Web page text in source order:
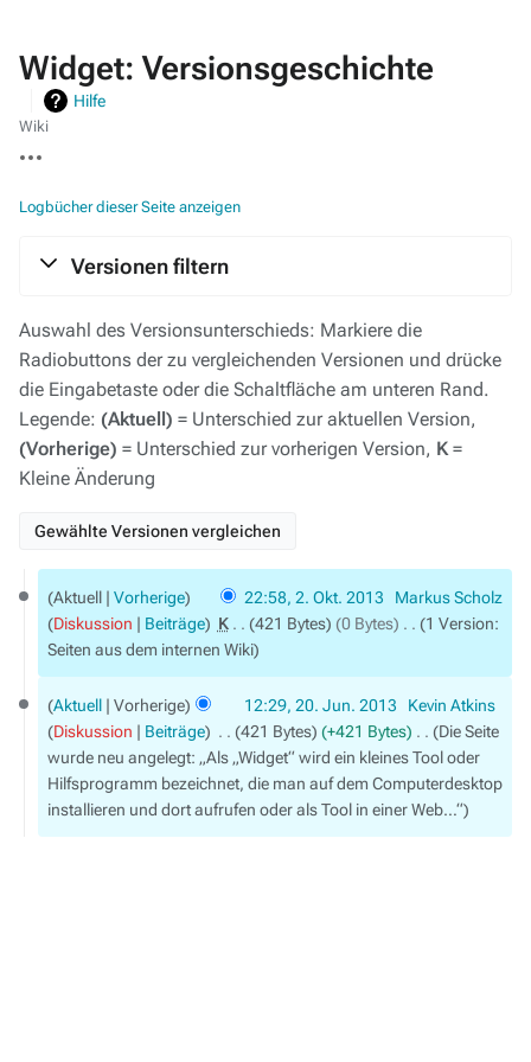
Widget: Versionsgeschichte
Hilfe
Wiki
Aktionen
Logbücher dieser Seite anzeigen
Versionen filtern
Auswahl des Versionsunterschieds: Markiere die
Radiobuttons der zu vergleichenden Versionen und drücke
die Eingabetaste oder die Schaltfläche am unteren Rand.
Legende: (Aktuell) = Unterschied zur aktuellen Version,
(Vorherige) = Unterschied zur vorherigen Version, K=
Kleine Änderung
Oktober
2013
Aktuell Vorherige 22:58, 2. Okt. 2013
Markus Scholz
Diskussion
Beiträge K 421 Bytes 0 Bytes
1 Version:
Seiten aus dem internen Wiki
Juni
2013
Aktuell Vorherige 12:29, 20. Jun. 2013
Kevin Atkins
Diskussion
Beiträge 421 Bytes +421 Bytes
Die Seite
wurde neu angelegt: „Als „Widget“ wird ein kleines Tool oder
Hilfsprogramm bezeichnet, die man auf dem Computerdesktop
installieren und dort aufrufen oder als Tool in einer Web…“